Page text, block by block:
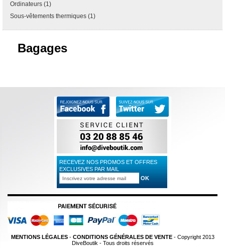
Ordinateurs (1)
Sous-vêtements thermiques (1)
Bagages
RECEVEZ NOS PROMOS ET OFFRES
EXCLUSIVES PAR MAIL
MENTIONS LÉGALES- CONDITIONS GÉNÉRALES DE VENTE- Copyright 2013
DiveBoutik - Tous droits réservés